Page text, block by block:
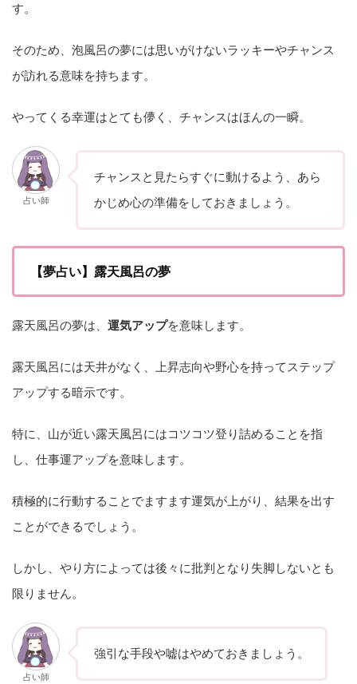
す。
そのため、泡風呂の夢には思いがけないラッキーやチャンス
が訪れる意味を持ちます。
やってくる幸運はとても儚く、チャンスはほんの一瞬。
占い師
チャンスと見たらすぐに動けるよう、あら
かじめ心の準備をしておきましょう。
【夢占い】露天風呂の夢
露天風呂の夢は、 運気アップを意味します。
露天風呂には天井がなく、上昇志向や野心を持ってステップ
アップする暗示です。
特に、山が近い露天風呂にはコツコツ登り詰めることを指
し、仕事運アップを意味します。
積極的に行動することでますます運気が上がり、結果を出す
ことができるでしょう。
しかし、やり方によっては後々に批判となり失脚しないとも
限りません。
占い師
強引な手段や嘘はやめておきましょう。